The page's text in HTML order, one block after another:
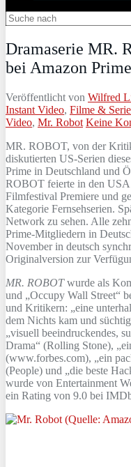
Dramaserie MR.
bei Amazon Prime
Veröffentlicht von Wilfred
Instant Video, Filme &
Video, Mr. Robot Keine
MR. ROBOT, von der
diskutierten US-Serien
Prime in Deutschland und
ROBOT feierte in den
Filmfestival Premiere und
Kategorie Fernsehserien.
Network zu sehen. Alle
Prime-Mitgliedern in
November in deutsch
Originalversion zur
MR. ROBOTwurde als
und „Occupy Wall Street“
und Kritikern: „eine
dem Nichts kam und
„visuell beeindruckendes,
Drama“ (Rolling Stone),
(www.forbes.com), „ein
(People) und „die beste
wurde von Entertainment
ein Rating von 9.0 bei